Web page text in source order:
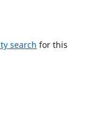
search for this